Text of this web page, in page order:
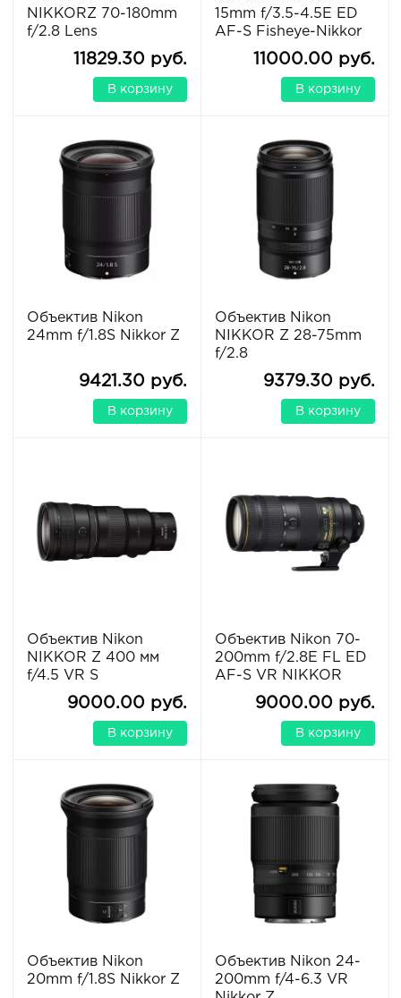
NIKKORZ 70-180mm
f/2.8 Lens
11829.30 руб.
В корзину
15mm f/3.5-4.5E ED
AF-S Fisheye-Nikkor
11000.00 руб.
В корзину
Объектив Nikon
24mm f/1.8S Nikkor Z
9421.30 руб.
В корзину
Объектив Nikon
NIKKOR Z 28-75mm
f/2.8
9379.30 руб.
В корзину
Объектив Nikon
NIKKOR Z 400 мм
f/4.5 VR S
9000.00 руб.
В корзину
Объектив Nikon 70-
200mm f/2.8E FL ED
AF-S VR NIKKOR
9000.00 руб.
В корзину
Объектив Nikon
20mm f/1.8S Nikkor Z
Объектив Nikon 24-
200mm f/4-6.3 VR